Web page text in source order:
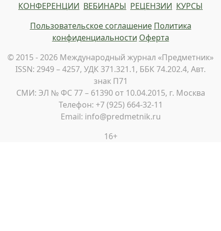
КОНФЕРЕНЦИИ ВЕБИНАРЫ РЕЦЕНЗИИ КУРСЫ
Пользовательское соглашение Политика
конфиденциальности Оферта
© 2015 - 2026 Международный журнал «Предметник»
ISSN: 2949 – 4257, УДК 371.321.1, ББК 74.202.4, Авт.
знак П71
СМИ: ЭЛ № ФС 77 – 61390 от 10.04.2015, г. Москва
Телефон: +7 (925) 664-32-11
Email: info@predmetnik.ru
16+